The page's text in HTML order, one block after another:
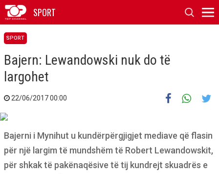
SPORT
SPORT
Bajern: Lewandowski nuk do të
largohet
22/06/2017 00:00
Bajerni i Mynihut u kundërpërgjigjet mediave që flasin
për një largim të mundshëm të Robert Lewandowskit,
për shkak të pakënaqësive të tij kundrejt skuadrës e